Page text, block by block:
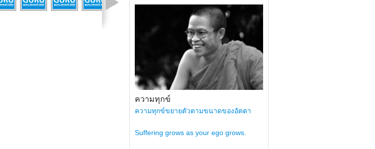
ความทุกข์
ความทุกข์ขยายตัวตามขนาดของอัตตา
Suffering grows as your ego grows.